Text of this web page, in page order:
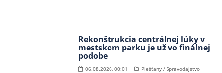
Rekonštrukcia centrálnej lúky v
mestskom parku je už vo finálnej
podobe
06.08.2026, 00:01 Piešťany / Spravodajstvo